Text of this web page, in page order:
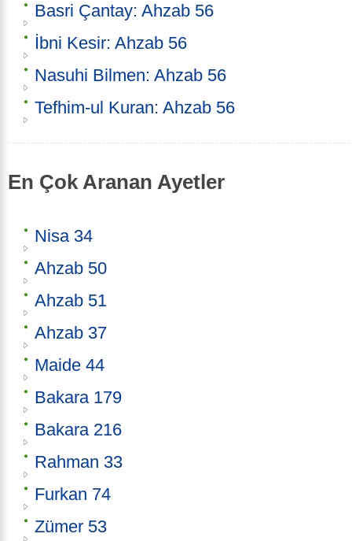
Basri Çantay: Ahzab 56
İbni Kesir: Ahzab 56
Nasuhi Bilmen: Ahzab 56
Tefhim-ul Kuran: Ahzab 56
En Çok Aranan Ayetler
Nisa 34
Ahzab 50
Ahzab 51
Ahzab 37
Maide 44
Bakara 179
Bakara 216
Rahman 33
Furkan 74
Zümer 53